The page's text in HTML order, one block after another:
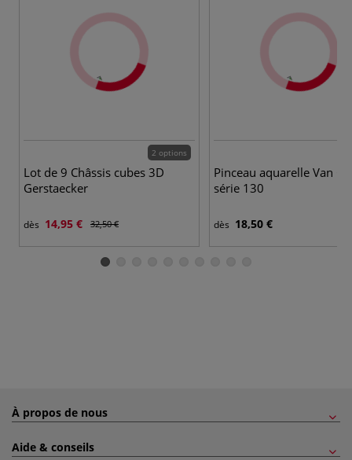
2 options
Lot de 9 Châssis cubes 3D
Gerstaecker
dès 14,95 € 32,50 €
Pinceau aquarelle Van
série 130
dès 18,50 €
À propos de nous
Aide & conseils